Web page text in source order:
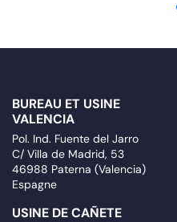
BUREAU ET USINE
VALENCIA
Pol. Ind. Fuente del Jarro
C/ Villa de Madrid, 53
46988 Paterna (Valencia)
Espagne
USINE DE CAÑETE